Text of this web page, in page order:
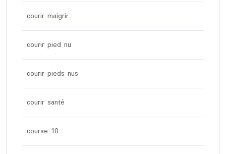
courir maigrir
courir pied nu
courir pieds nus
courir santé
course 10